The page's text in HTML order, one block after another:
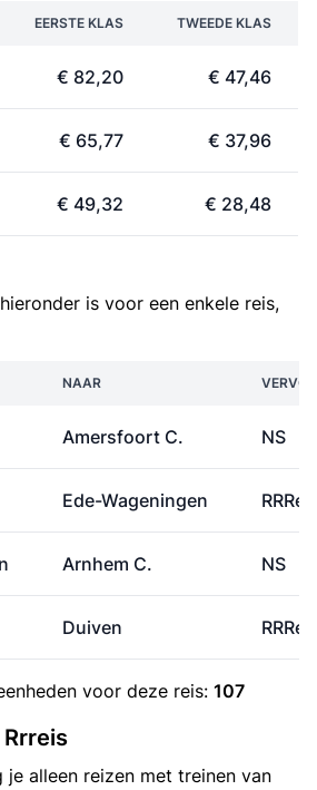
EERSTE KLAS TWEEDE KLAS
€ 82,20 € 47,46
€ 65,77 € 37,96
€ 49,32 € 28,48
is voor een enkele reis,
NAAR
Amersfoort C. NS
Ede-Wageningen
Arnhem C. NS
Duiven
voor deze reis: 107
Rrreis
alleen reizen met treinen van